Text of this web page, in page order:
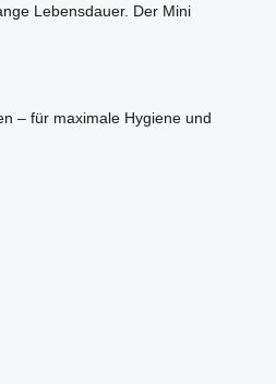
Lebensdauer. Der Mini
– für maximale Hygiene und